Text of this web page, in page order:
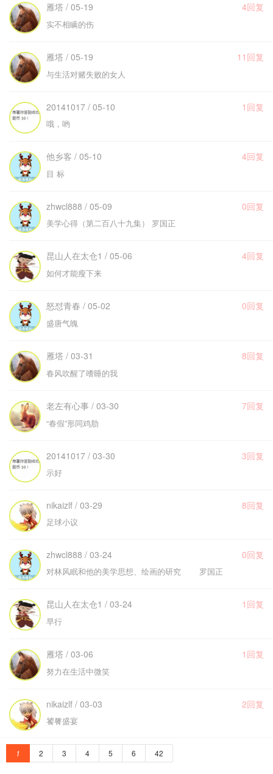
雁塔 / 05-19 4回复
实不相瞒的伤
雁塔 / 05-19 11回复
与生活对赌失败的女人
20141017 / 05-10 1回复
哦，哟
他乡客 / 05-10 4回复
目 标
zhwcl888 / 05-09 0回复
美学心得（第二百八十九集） 罗国正
昆山人在太仓1 / 05-06 4回复
如何才能瘦下来
怒怼青春 / 05-02 0回复
盛唐气魄
雁塔 / 03-31 8回复
春风吹醒了嗜睡的我
老左有心事 / 03-30 7回复
“春假”形同鸡肋
20141017 / 03-30 3回复
示好
nikaizlf / 03-29 8回复
足球小议
zhwcl888 / 03-24 0回复
对林风眠和他的美学思想、绘画的研究 罗国正
昆山人在太仓1 / 03-24 1回复
早行
雁塔 / 03-06 1回复
努力在生活中微笑
nikaizlf / 03-03 2回复
饕餮盛宴
1 2 3 4 5 6 42